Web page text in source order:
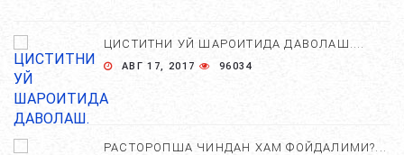
ЦИСТИТНИ УЙ ШАРОИТИДА ДАВОЛАШ....
АВГ 17, 2017 96034
РАСТОРОПША ЧИНДАН ХАМ ФОЙДАЛИМИ?...